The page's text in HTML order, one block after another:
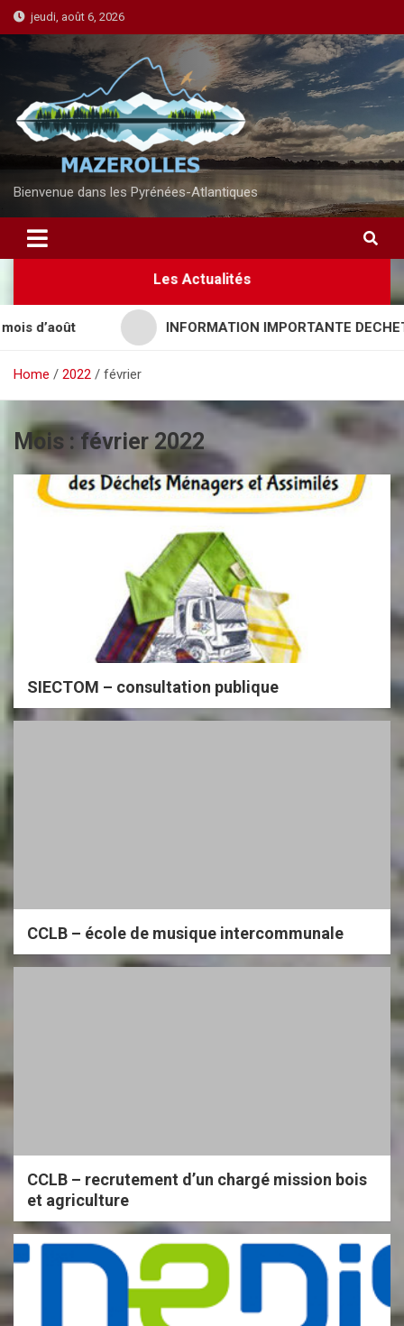
k
t
n
jeudi, août 6, 2026
Bienvenue dans les Pyrénées-Atlantiques
Les Actualités
INFORMATION IMPORTANTE
Home 2022 février
Mois : février 2022
SIECTOM – consultation publique
CCLB – école de musique intercommunale
CCLB – recrutement d’un chargé mission bois
et agriculture